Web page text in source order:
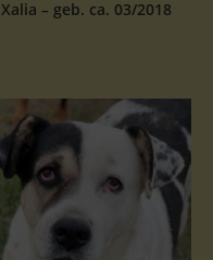
Xalia – geb. ca. 03/2018